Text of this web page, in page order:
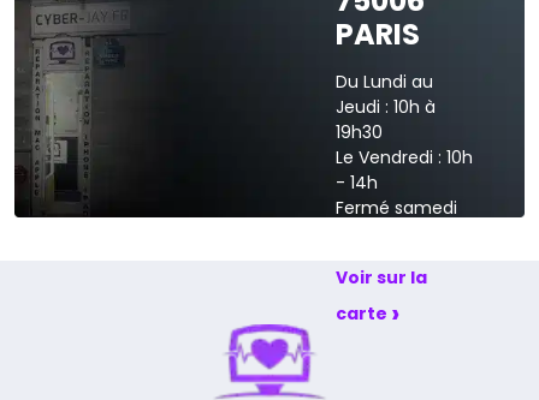
Voir sur la carte
PARIS
Du Lundi au
Jeudi : 10h à
19h30
Le Vendredi : 10h
- 14h
Fermé samedi
Voir sur la
carte ›